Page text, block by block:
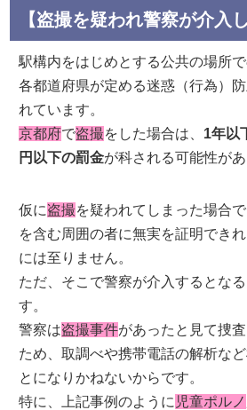
【盗撮を疑われ警察が介入
駅構内をはじめとする公共の場所
各都道府県が定める迷惑（行為）
れています。
京都府で盗撮をした場合は、 1年以
円以下の罰金が科される可能性があ
仮に盗撮を疑われてしまった場合
を含む周囲の者に無実を証明でき
には至りません。
ただ、そこで警察が介入するとな
す。
警察は盗撮事件があったと見て捜
ため、取調べや携帯電話の解析な
とになりかねないからです。
特に、上記事例のように 児童ポルノ